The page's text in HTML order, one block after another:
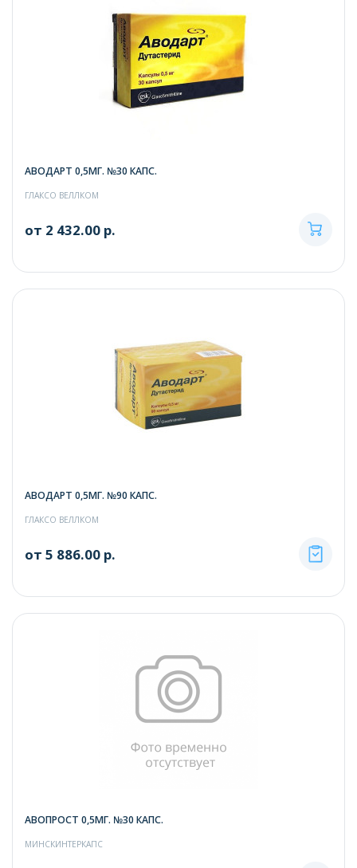
АВОДАРТ 0,5МГ. №30 КАПС.
ГЛАКСО ВЕЛЛКОМ
от 2 432.00 р.
АВОДАРТ 0,5МГ. №90 КАПС.
ГЛАКСО ВЕЛЛКОМ
от 5 886.00 р.
АВОПРОСТ 0,5МГ. №30 КАПС.
МИНСКИНТЕРКАПС